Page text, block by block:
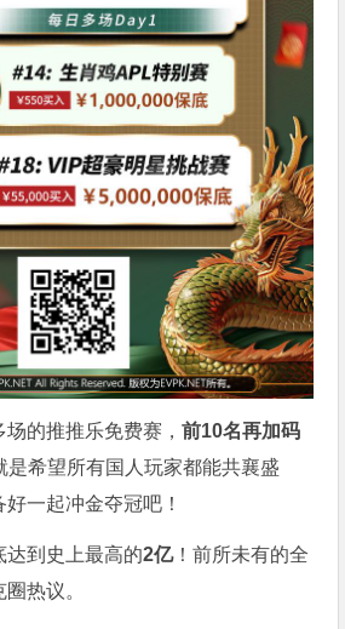
场的推推乐免费赛，前10名再加码
是希望所有国人玩家都能共襄盛
一起冲金夺冠吧！
达到史上最高的2亿！前所未有的全
热议。